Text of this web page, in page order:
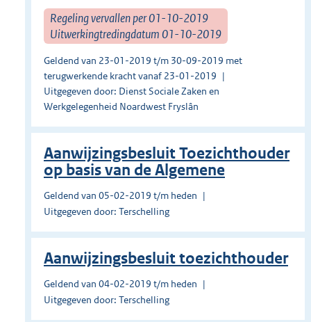
Regeling vervallen per 01-10-2019
Uitwerkingtredingdatum 01-10-2019
Geldend van 23-01-2019 t/m 30-09-2019 met
terugwerkende kracht vanaf 23-01-2019
Uitgegeven door: Dienst Sociale Zaken en
Werkgelegenheid Noardwest Fryslân
Aanwijzingsbesluit Toezichthouder
op basis van de Algemene
Geldend van 05-02-2019 t/m heden
Uitgegeven door: Terschelling
Aanwijzingsbesluit toezichthouder
Geldend van 04-02-2019 t/m heden
Uitgegeven door: Terschelling